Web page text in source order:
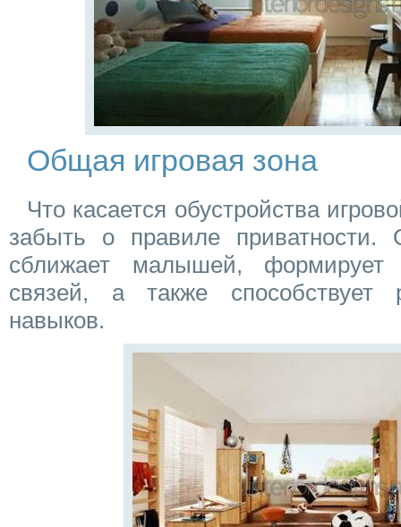
Общая игровая зона
Что касается обустройства
забыть о правиле
сближает малышей, формирует
связей, а также способствует
навыков.